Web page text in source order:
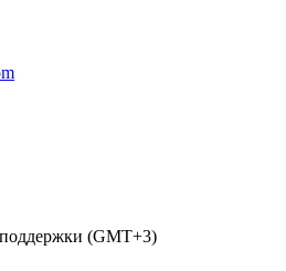
(GMT+3)